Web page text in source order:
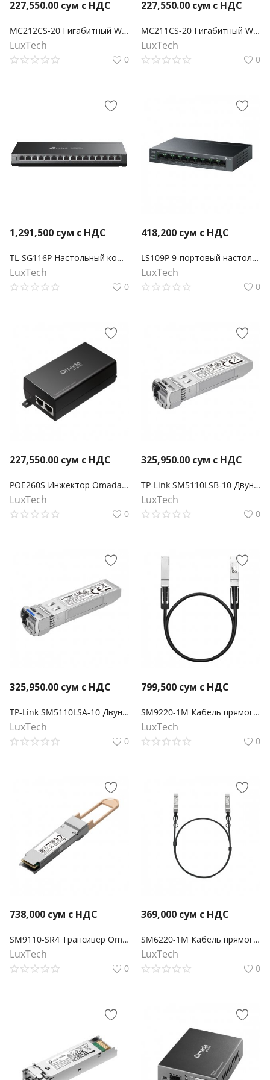
227,550.00 сум с НДС
MC212CS-20 Гигабитный WDM медиаконвертер Omada
LuxTech
0
227,550.00 сум с НДС
MC211CS-20 Гигабитный WDM медиаконвертер Omada
LuxTech
0
1,291,500 сум с НДС
TL-SG116P Настольный коммутатор с 16 гигабитными портами PoE+
LuxTech
0
418,200 сум с НДС
LS109P 9-портовый настольный коммутатор 10/100 Мбит/с с 8-портами PoE+
LuxTech
0
227,550.00 сум с НДС
POE260S Инжектор Omada PoE+ 2,5 Гбит/с
LuxTech
0
325,950.00 сум с НДС
TP-Link SM5110LSB-10 Двунаправленный модуль Omada 10GBase-BX WDM SFP+ LC
LuxTech
0
325,950.00 сум с НДС
TP-Link SM5110LSA-10 Двунаправленный модуль Omada 10GBase-BX WDM SFP+ LC
LuxTech
0
799,500 сум с НДС
SM9220-1M Кабель прямого подключения Omada QSFP28 длиной 1 метр 100G
LuxTech
0
738,000 сум с НДС
SM9110-SR4 Трансивер Omada 100GBASE-SR4 QSFP28
LuxTech
0
369,000 сум с НДС
SM6220-1M Кабель прямого подключения Omada 1 метр 25G SFP28
LuxTech
0